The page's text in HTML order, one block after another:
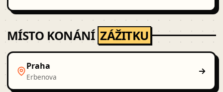
MÍSTO KONÁNÍ ZÁŽITKU
Praha
Erbenova